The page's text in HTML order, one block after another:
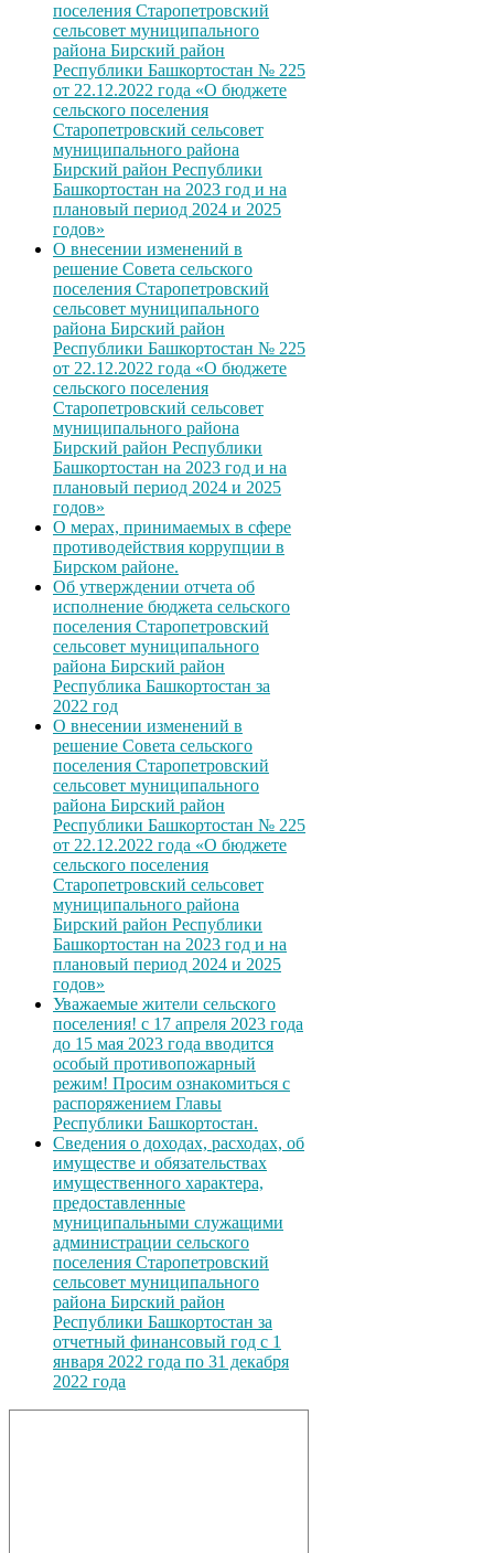
поселения Старопетровский
сельсовет муниципального
района Бирский район
Республики Башкортостан № 225
от 22.12.2022 года «О бюджете
сельского поселения
Старопетровский сельсовет
муниципального района
Бирский район Республики
Башкортостан на 2023 год и на
плановый период 2024 и 2025
годов»
О внесении изменений в
решение Совета сельского
поселения Старопетровский
сельсовет муниципального
района Бирский район
Республики Башкортостан № 225
от 22.12.2022 года «О бюджете
сельского поселения
Старопетровский сельсовет
муниципального района
Бирский район Республики
Башкортостан на 2023 год и на
плановый период 2024 и 2025
годов»
О мерах, принимаемых в сфере
противодействия коррупции в
Бирском районе.
Об утверждении отчета об
исполнение бюджета сельского
поселения Старопетровский
сельсовет муниципального
района Бирский район
Республика Башкортостан за
2022 год
О внесении изменений в
решение Совета сельского
поселения Старопетровский
сельсовет муниципального
района Бирский район
Республики Башкортостан № 225
от 22.12.2022 года «О бюджете
сельского поселения
Старопетровский сельсовет
муниципального района
Бирский район Республики
Башкортостан на 2023 год и на
плановый период 2024 и 2025
годов»
Уважаемые жители сельского
поселения! с 17 апреля 2023 года
до 15 мая 2023 года вводится
особый противопожарный
режим! Просим ознакомиться с
распоряжением Главы
Республики Башкортостан.
Сведения о доходах, расходах, об
имуществе и обязательствах
имущественного характера,
предоставленные
муниципальными служащими
администрации сельского
поселения Старопетровский
сельсовет муниципального
района Бирский район
Республики Башкортостан за
отчетный финансовый год с 1
января 2022 года по 31 декабря
2022 года